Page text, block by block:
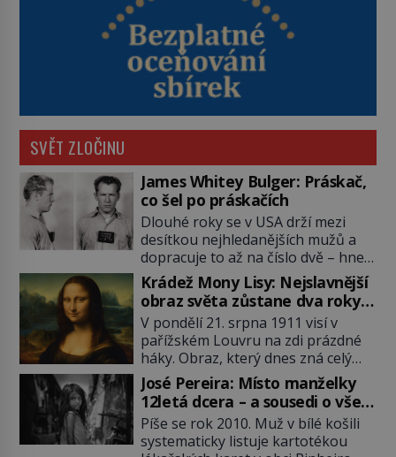
SVĚT ZLOČINU
James Whitey Bulger: Práskač,
co šel po práskačích
Dlouhé roky se v USA drží mezi
desítkou nejhledanějších mužů a
dopracuje to až na číslo dvě – hned
po Usámovi bin Ládinovi (1957–
2011). To je James „Whitey“ Bulger
(1929–2018) viněný ze spoluúčasti
na 19 vraždách, vydírání a lichvy. A
samozřejmě, krom toho je ještě
drogový dealer, který neváhá
odstranit z cesty všechny práskače,
zatímco […]
Krádež Mony Lisy: Nejslavnější
obraz světa zůstane dva roky
nezvěstný
V pondělí 21. srpna 1911 visí v
pařížském Louvru na zdi prázdné
háky. Obraz, který dnes zná celý
svět, je pryč. Zpočátku si nikdo
nemyslí, že jde o krádež.
Zaměstnanci jsou přesvědčeni, že
Mona Lisa je jen v restaurátorské
dílně nebo u fotografa. Když se
José Pereira: Místo manželky
12letá dcera – a sousedi o všem
vědí!
Píše se rok 2010. Muž v bílé košili
systematicky listuje kartotékou